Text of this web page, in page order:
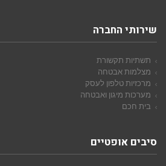
שירותי החברה
תשתיות תקשורת
מצלמות אבטחה
מרכזיות טלפון לעסק
מערכות מיגון ואבטחה
בית חכם
סיבים אופטיים